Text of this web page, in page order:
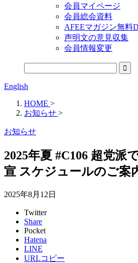
会員マイページ
会員総会資料
AFEEマガジン無料
声明文の意見収集
会員情報変更
English
HOME >
お知らせ >
お知らせ
2025年夏 #C106 超党派
宣 スケジュールのご案
2025年8月12日
Twitter
Share
Pocket
Hatena
LINE
URLコピー